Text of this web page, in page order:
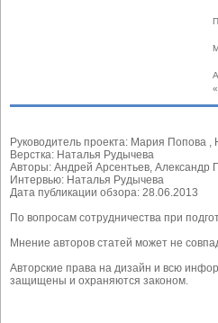
Руководитель проекта: Мария Попова ,
Верстка: Наталья Рудычева
Авторы: Андрей Арсентьев, Александр
Интервью: Наталья Рудычева
Дата публикации обзора: 28.06.2013
По вопросам сотрудничества при
Мнение авторов статей может не
Авторские права на дизайн и всю
защищены и охраняются законом.